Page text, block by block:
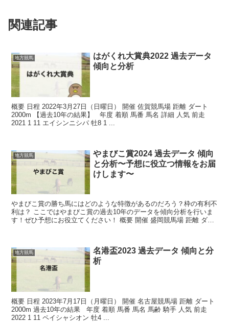
関連記事
地方競馬
はがくれ大賞典2022 過去データ
傾向と分析
概要 日程 2022年3月27日（日曜日） 開催 佐賀競馬場 距離 ダート
2000m 【過去10年の結果】 年度 着順 馬番 馬名 詳細 人気 前走
2021 1 11 エイシンニシパ 牡8 1 ...
地方競馬
やまびこ賞2024 過去データ 傾向
と分析〜予想に役立つ情報をお届
けします〜
やまびこ賞の勝ち馬にはどのような特徴があるのだろう？枠の有利不
利は？ ここではやまびこ賞の過去10年のデータを傾向分析を行いま
す！ぜひ予想にお役立てください！ 概要 開催 盛岡競馬場 距離 ダー
地方競馬
名港盃2023 過去データ 傾向と分
析
概要 日程 2023年7月17日（月曜日） 開催 名古屋競馬場 距離 ダート
2000m 過去10年の結果 年度 着順 馬番 馬名 馬齢 騎手 人気 前走
2022 1 11 ペイシャシオン 牡4 ...